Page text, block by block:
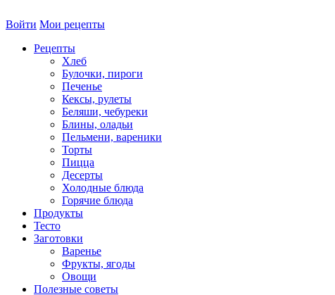
Войти Мои рецепты
Рецепты
Хлеб
Булочки, пироги
Печенье
Кексы, рулеты
Беляши, чебуреки
Блины, оладьи
Пельмени, вареники
Торты
Пицца
Десерты
Холодные блюда
Горячие блюда
Продукты
Тесто
Заготовки
Варенье
Фрукты, ягоды
Овощи
Полезные советы